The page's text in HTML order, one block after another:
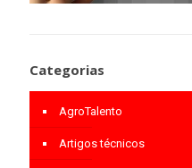
Categorias
AgroTalento
Artigos técnicos